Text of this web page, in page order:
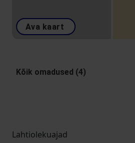
Ava kaart
Kõik omadused (4)
Lahtiolekuajad